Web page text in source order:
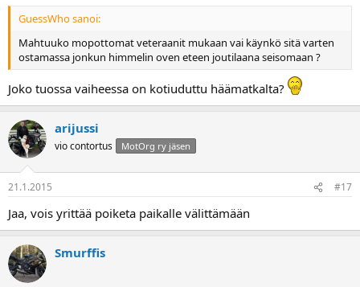
GuessWho sanoi:
Mahtuuko mopottomat veteraanit mukaan vai käynkö sitä varten
ostamassa jonkun himmelin oven eteen joutilaana seisomaan ?
Joko tuossa vaiheessa on kotiuduttu häämatkalta?
arijussi
vio contortus MotOrg ry jäsen
21.1.2015 #17
Jaa, vois yrittää poiketa paikalle välittämään
Smurffis